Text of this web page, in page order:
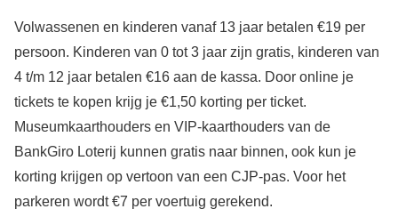
Volwassenen en kinderen vanaf 13 jaar betalen €19 per
persoon. Kinderen van 0 tot 3 jaar zijn gratis, kinderen van
4 t/m 12 jaar betalen €16 aan de kassa. Door online je
tickets te kopen krijg je €1,50 korting per ticket.
Museumkaarthouders en VIP-kaarthouders van de
BankGiro Loterij kunnen gratis naar binnen, ook kun je
korting krijgen op vertoon van een CJP-pas. Voor het
parkeren wordt €7 per voertuig gerekend.